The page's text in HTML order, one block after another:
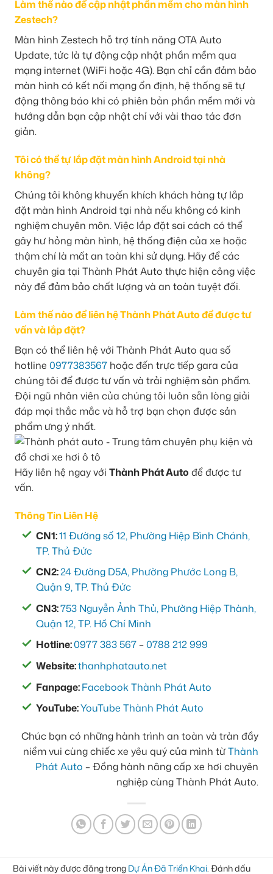
Làm thế nào để cập nhật phần mềm cho màn hình
Zestech?
Màn hình Zestech hỗ trợ tính năng OTA Auto
Update, tức là tự động cập nhật phần mềm qua
mạng internet (WiFi hoặc 4G). Bạn chỉ cần đảm bảo
màn hình có kết nối mạng ổn định, hệ thống sẽ tự
động thông báo khi có phiên bản phần mềm mới và
hướng dẫn bạn cập nhật chỉ với vài thao tác đơn
giản.
Tôi có thể tự lắp đặt màn hình Android tại nhà
không?
Chúng tôi không khuyến khích khách hàng tự lắp
đặt màn hình Android tại nhà nếu không có kinh
nghiệm chuyên môn. Việc lắp đặt sai cách có thể
gây hư hỏng màn hình, hệ thống điện của xe hoặc
thậm chí là mất an toàn khi sử dụng. Hãy để các
chuyên gia tại Thành Phát Auto thực hiện công việc
này để đảm bảo chất lượng và an toàn tuyệt đối.
Làm thế nào để liên hệ Thành Phát Auto để được tư
vấn và lắp đặt?
Bạn có thể liên hệ với Thành Phát Auto qua số
hotline 0977383567 hoặc đến trực tiếp gara của
chúng tôi để được tư vấn và trải nghiệm sản phẩm.
Đội ngũ nhân viên của chúng tôi luôn sẵn lòng giải
đáp mọi thắc mắc và hỗ trợ bạn chọn được sản
phẩm ưng ý nhất.
Hãy liên hệ ngay với Thành Phát Auto để được tư
vấn.
Thông Tin Liên Hệ
CN1:11 Đường số 12, Phường Hiệp Bình Chánh,
TP. Thủ Đức
CN2:24 Đường D5A, Phường Phước Long B,
Quận 9, TP. Thủ Đức
CN3:753 Nguyễn Ảnh Thủ, Phường Hiệp Thành,
Quận 12, TP. Hồ Chí Minh
Hotline:0977 383 567 –0788 212 999
Website:thanhphatauto.net
Fanpage:Facebook Thành Phát Auto
YouTube:YouTube Thành Phát Auto
Chúc bạn có những hành trình an toàn và tràn đầy
niềm vui cùng chiếc xe yêu quý của mình từThành
Phát Auto – Đồng hành nâng cấp xe hơi chuyên
nghiệp cùng Thành Phát Auto.
Bài viết này được đăng trong Dự Án Đã Triển Khai. Đánh dấu